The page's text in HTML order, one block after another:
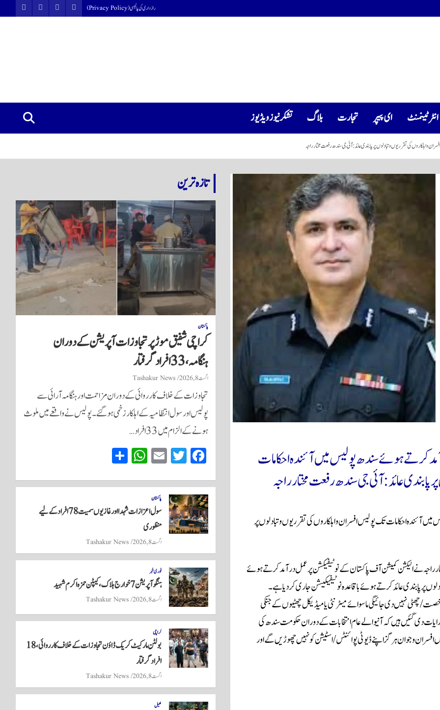
رازداری کی پالیسی (Privacy Policy)
انٹرٹینمنٹ ای پیپر تجارت بلاگ تشکرنیوز ویڈیوز
و اہلکاروں کی تقرریوں و تبادلوں پر پابندی عائد:آئی جی سندھ رفعت مختار راجہ
کرتے ہوئے سندھ پولیس میں آئندہ احکامات
پابندی عائد:آئی جی سندھ رفعت مختار راجہ
آئندہ احکامات تک پولیس افسران و اہلکاروں کی تقرریوں و تبادلوں پر
2023) آئی جی سندھ رفعت مختار راجہ نے الیکشن کمیشن آف پاکستان کے نوٹیفیکشن پر عمل درآمد کرتے ہوئے
پر پابندی عائد کرتے ہوئے باقاعدہ نوٹیفیکیشن جاری کردیا ہے۔
چھٹی نہیں دی جائیگی ماسوائے میٹرنٹی یا میڈیکل چھٹیوں کے جنکی
دی گئیں ہیں کہ آنیوالے عام انتخابات کے دوران حکومت سندھ کی
و جوان ہر گز اپنے ڈیوٹی پوائنٹس/اسٹیشن کو نہیں چھوڑیں گے اور
تازہ ترین
پاکستان
کراچی شفیق موڑ پر تجاوزات آپریشن کے دوران
ہنگامہ، 33 افراد گرفتار
اگست 8, 2026 Tashakur News
تجاوزات کے خلاف کارروائی کے دوران مزاحمت اور ہنگامہ آرائی سے
پولیس اور سول انتظامیہ کے اہلکار زخمی ہوگئے۔ پولیس نے واقعے میں ملوث
ہونے کے الزام میں 33 افراد…
Fa
ce
bo
ok
T
wi
tte
r
E
m
ail
W
ha
ts
A
pp
re
پاکستان
سول اعزازات شہدا اور غازیوں سمیت 78 افراد کے لیے
منظوری
اگست 8, 2026 Tashakur News
فوری خبر
ہنگو آپریشن 7 خوارج ہلاک، کیپٹن حمزہ اکرم شہید
اگست 8, 2026 Tashakur News
کراچی
بولٹن مارکیٹ کریک ڈاؤن تجاوزات کے خلاف کارروائی، 18
افراد گرفتار
اگست 8, 2026 Tashakur News
کھیل